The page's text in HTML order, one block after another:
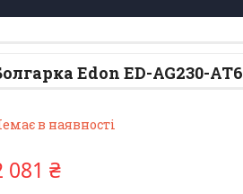
Edon ED-AG230-
в наявності
081 ₴